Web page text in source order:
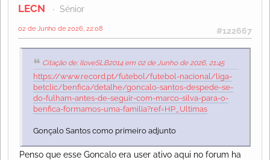
LECN Sénior
#122667
02 de Junho de 2026, 22:08
Citação de: IloveSLB2014 em 02 de Junho de 2026, 21:45
https://www.record.pt/futebol/futebol-nacional/liga-
betclic/benfica/detalhe/goncalo-santos-despede-se-
do-fulham-antes-de-seguir-com-marco-silva-para-o-
benfica-formamos-uma-familia?ref=HP_Ultimas
Gonçalo Santos como primeiro adjunto
Penso que esse Goncalo era user ativo aqui no forum ha